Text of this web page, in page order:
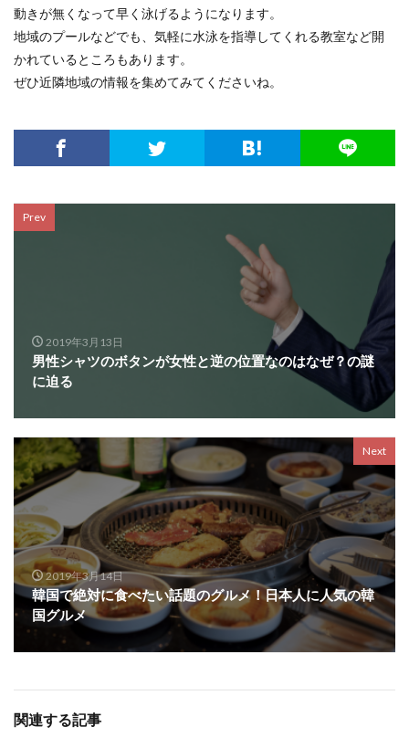
動きが無くなって早く泳げるようになります。
地域のプールなどでも、気軽に水泳を指導してくれる教室など開
かれているところもあります。
ぜひ近隣地域の情報を集めてみてくださいね。
Prev
2019年3月13日
男性シャツのボタンが女性と逆の位置なのはなぜ？の謎
に迫る
Next
2019年3月14日
韓国で絶対に食べたい話題のグルメ！日本人に人気の韓
国グルメ
関連する記事